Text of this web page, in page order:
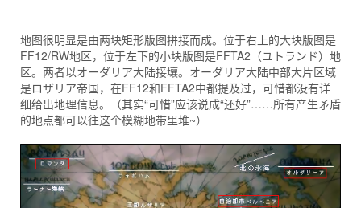
地图很明显是由两块矩形版图拼接而成。位于右上的大块版图是
FF12/RW地区，位于左下的小块版图是FFTA2（ユトランド）地
区。两者以オーダリア大陆接壤。オーダリア大陆中部大片区域
是ロザリア帝国，在FF12和FFTA2中都提及过，可惜都没有详
细给出地理信息。（其实“可惜”应该说成“还好”……所有产生矛盾
的地点都可以往这个模糊地带里堆~）